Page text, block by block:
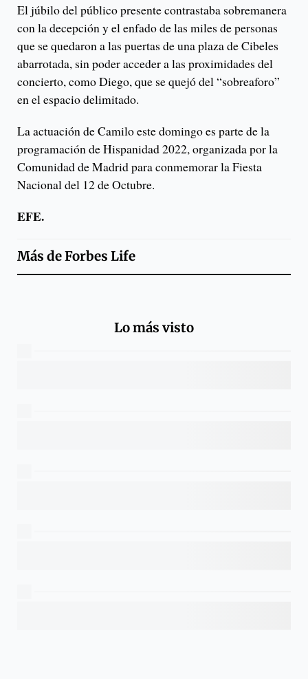
El júbilo del público presente contrastaba sobremanera
con la decepción y el enfado de las miles de personas
que se quedaron a las puertas de una plaza de Cibeles
abarrotada, sin poder acceder a las proximidades del
concierto, como Diego, que se quejó del “sobreaforo”
en el espacio delimitado.
La actuación de Camilo este domingo es parte de la
programación de Hispanidad 2022, organizada por la
Comunidad de Madrid para conmemorar la Fiesta
Nacional del 12 de Octubre.
EFE.
Más deForbes Life
Lo más visto